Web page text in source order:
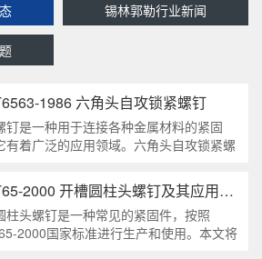
锡林郭勒行业新闻
1986 六角头自攻锁紧螺钉
钉是一种用于连接各种金属材料的紧固
有着广泛的应用领域。六角头自攻锁紧螺
本文将深度分析这种螺钉的特点、应用以
要求等相关知识点，为读者提供全面的了
六角头自
GB/T65-2000 开槽圆柱头螺钉及其应用领域
柱头螺钉是一种常见的紧固件，按照
2000国家标准进行生产和使用。本文将